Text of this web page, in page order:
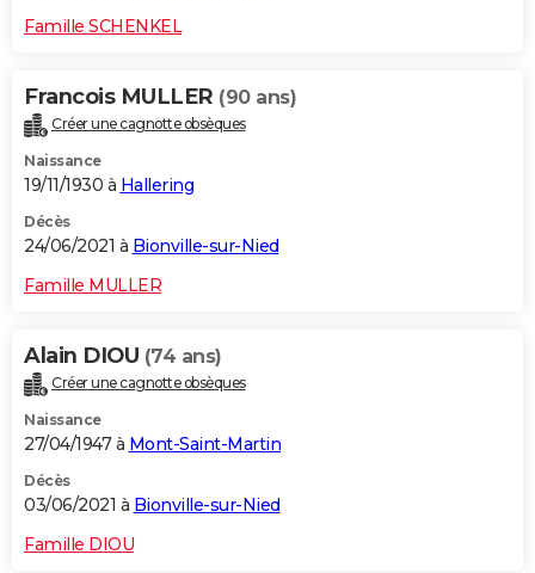
Famille SCHENKEL
Francois MULLER (90 ans)
Créer une cagnotte obsèques
Naissance
19/11/1930 à Hallering
Décès
24/06/2021 à Bionville-sur-Nied
Famille MULLER
Alain DIOU (74 ans)
Créer une cagnotte obsèques
Naissance
27/04/1947 à Mont-Saint-Martin
Décès
03/06/2021 à Bionville-sur-Nied
Famille DIOU